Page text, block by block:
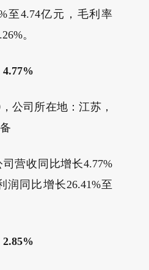
至4.74亿元，毛利率
。
公司所在地：江苏，
营收同比增长4.77%
润同比增长26.41%至